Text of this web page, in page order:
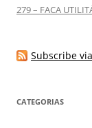
279 – FACA
Subscribe via
CATEGORIAS